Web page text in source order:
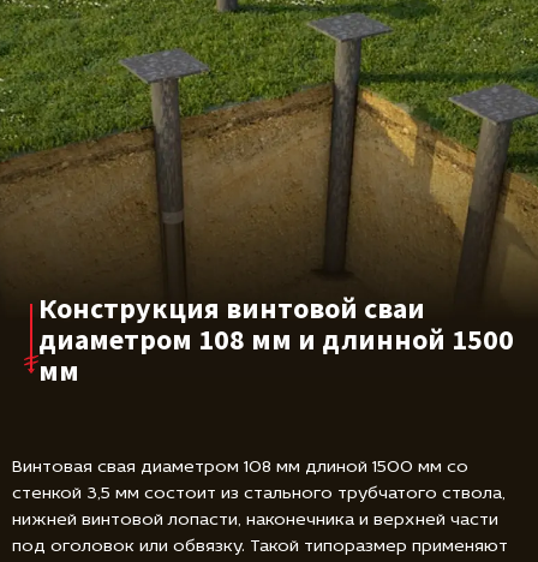
Конструкция винтовой сваи
диаметром 108 мм и длинной 1500
мм
Винтовая свая диаметром 108 мм длиной 1500 мм со
стенкой 3,5 мм состоит из стального трубчатого ствола,
нижней винтовой лопасти, наконечника и верхней части
под оголовок или обвязку. Такой типоразмер применяют